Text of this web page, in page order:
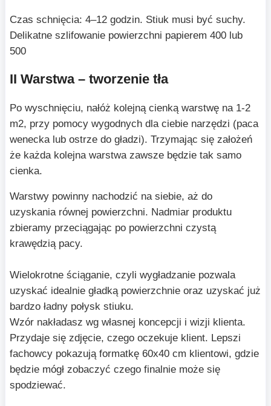
Czas schnięcia: 4–12 godzin. Stiuk musi być suchy.
Delikatne szlifowanie powierzchni papierem 400 lub
500
II Warstwa – tworzenie tła
Po wyschnięciu, nałóż kolejną cienką warstwę na 1-2
m2, przy pomocy wygodnych dla ciebie narzędzi (paca
wenecka lub ostrze do gładzi). Trzymając się założeń
że każda kolejna warstwa zawsze będzie tak samo
cienka.
Warstwy powinny nachodzić na siebie, aż do
uzyskania równej powierzchni. Nadmiar produktu
zbieramy przeciągając po powierzchni czystą
krawędzią pacy.
Wielokrotne ściąganie, czyli wygładzanie pozwala
uzyskać idealnie gładką powierzchnie oraz uzyskać już
bardzo ładny połysk stiuku.
Wzór nakładasz wg własnej koncepcji i wizji klienta.
Przydaje się zdjęcie, czego oczekuje klient. Lepszi
fachowcy pokazują formatkę 60x40 cm klientowi, gdzie
będzie mógł zobaczyć czego finalnie może się
spodziewać.